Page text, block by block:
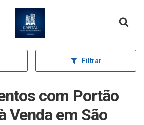
Página inicial
Filtrar
com Portão
Venda em São